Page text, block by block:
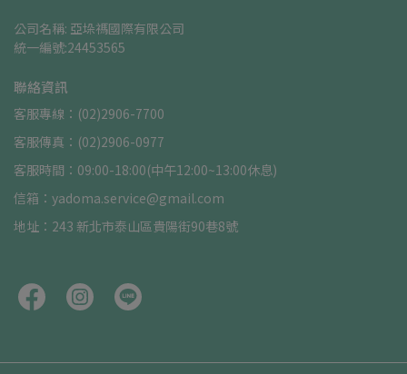
公司名稱: 亞垛禡國際有限公司
統一編號:24453565
聯絡資訊
客服專線：(02)2906-7700
客服傳真：(02)2906-0977
客服時間：09:00-18:00(中午12:00~13:00休息)
信箱：yadoma.service@gmail.com
地址：243 新北市泰山區貴陽街90巷8號